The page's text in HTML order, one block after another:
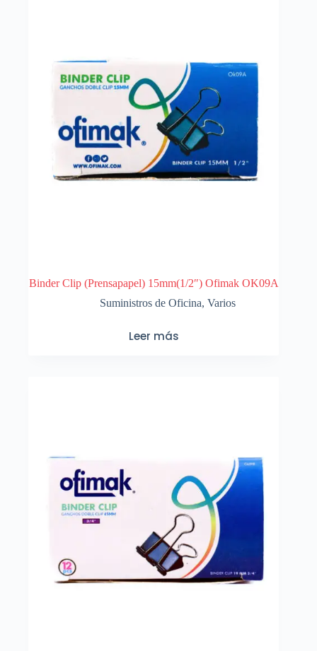
Binder Clip (Prensapapel) 15mm(1/2″) Ofimak OK09A
Suministros de Oficina,Varios
Leer más